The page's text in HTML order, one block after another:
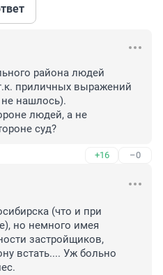
района людей
приличных выражений
нашлось).
людей, а не
суд?
+16 –0
(что и при
но немного имея
застройщиков,
встать.... Уж больно